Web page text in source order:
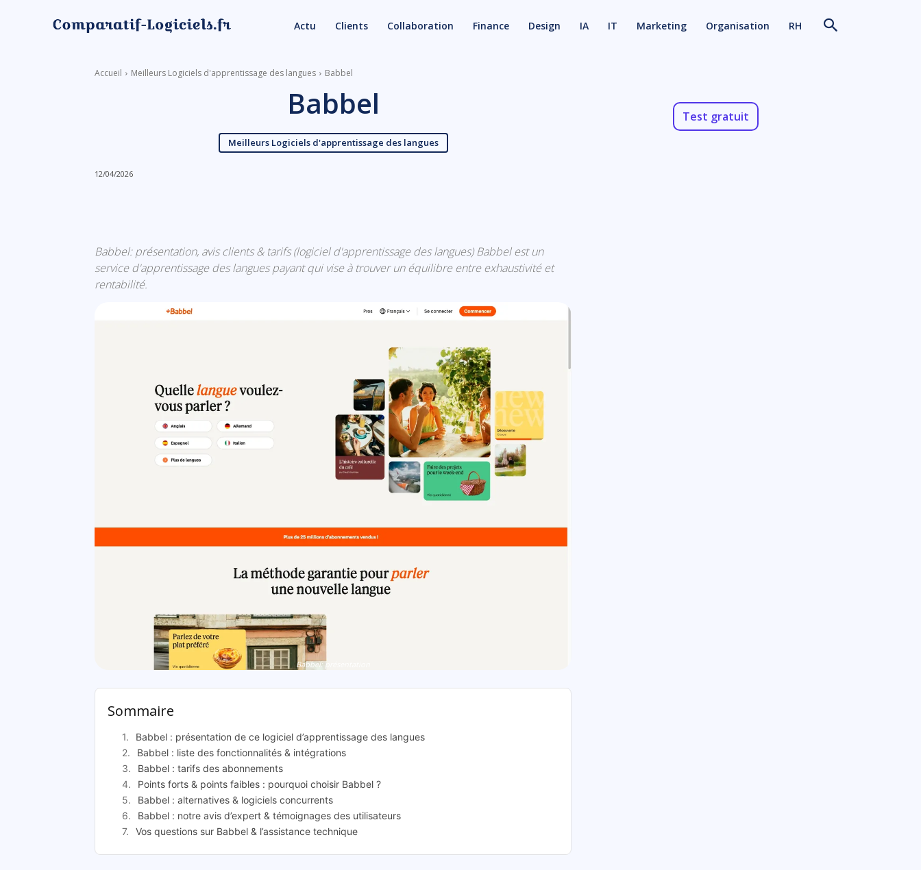
Actu Clients Collaboration Finance Design IA IT Marketing Organisation RH
Accueil Meilleurs Logiciels d'apprentissage des langues Babbel
Babbel
Meilleurs Logiciels d'apprentissage des langues
12/04/2026
Babbel: présentation, avis clients & tarifs (logiciel d'apprentissage des langues) Babbel est un
service d'apprentissage des langues payant qui vise à trouver un équilibre entre exhaustivité et
rentabilité.
Babbel: présentation
Sommaire
Babbel : présentation de ce logiciel d’apprentissage des langues
Babbel : liste des fonctionnalités & intégrations
Babbel : tarifs des abonnements
Points forts & points faibles : pourquoi choisir Babbel ?
Babbel : alternatives & logiciels concurrents
Babbel : notre avis d’expert & témoignages des utilisateurs
Vos questions sur Babbel & l’assistance technique
Test gratuit